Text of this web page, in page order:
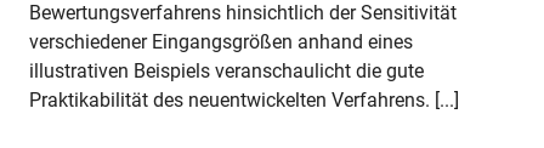
Bewertungsverfahrens hinsichtlich der Sensitivität
verschiedener Eingangsgrößen anhand eines
illustrativen Beispiels veranschaulicht die gute
Praktikabilität des neuentwickelten Verfahrens. [...]